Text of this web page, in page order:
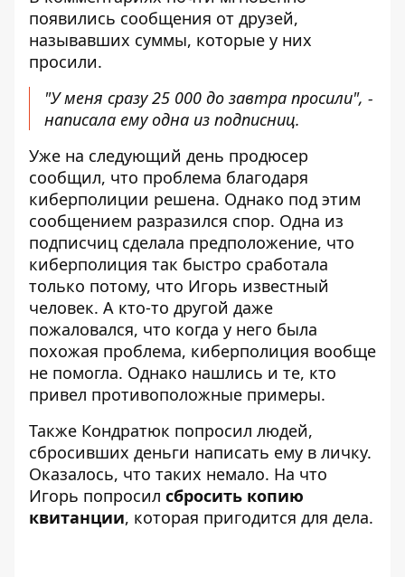
появились сообщения от друзей,
называвших суммы, которые у них
просили.
"У меня сразу 25 000 до завтра просили", -
написала ему одна из подписниц.
Уже на следующий день продюсер
сообщил, что проблема благодаря
киберполиции решена. Однако под этим
сообщением разразился спор. Одна из
подписчиц сделала предположение, что
киберполиция так быстро сработала
только потому, что Игорь известный
человек. А кто-то другой даже
пожаловался, что когда у него была
похожая проблема, киберполиция вообще
не помогла. Однако нашлись и те, кто
привел противоположные примеры.
Также Кондратюк попросил людей,
сбросивших деньги написать ему в личку.
Оказалось, что таких немало. На что
Игорь попросил сбросить копию
квитанции, которая пригодится для дела.